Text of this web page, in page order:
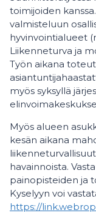
toimijoiden
valmisteluun
hyvinvointialueet
Liikenneturva ja
Työn aikana
myös syksyllä
Myös alueen
kesän aikana
havainnoista.
painopisteiden ja
Kyselyyn voi
https://